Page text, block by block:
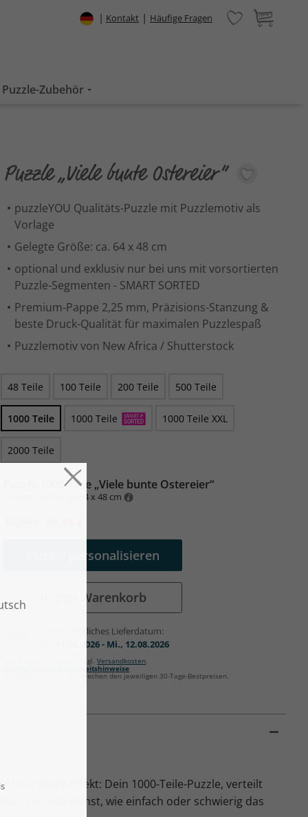
| Kontakt | Häufige Fragen
Puzzle-Zubehör
Puzzle „Viele bunte Ostereier“
puzzleYOU Qualitäts-Puzzle mit Puzzlemotiv als
Vorlage
Gelegte Größe: ca. 64 x 48 cm
optional und exklusiv nur bei uns mit vorsortierten
Puzzle-Segmenten - SMART SORTED
Premium-Pappe 2,25 mm, Präzisions-Stanzung &
beste Druck-Qualität für maximalen Puzzlespaß
Puzzlemotiv von New Africa / Shutterstock
Voraussichtliches Lieferdatum:
Di., 11.08.2026 - Mi., 12.08.2026
48 Teile 100 Teile 200 Teile 500 Teile
1000 Teile 1000 Teile 1000 Teile XXL
2000 Teile
Puzzle 1000 Teile „Viele bunte Ostereier“
Gelegte Größe: ca. 64 x 48 cm
Puzzle personalisieren
In den Warenkorb
Alle Preise inkl. MwSt., zzgl.Versandkosten.
Hersteller- und Sicherheitshinweise
Rabattierte Preise entsprechen den jeweiligen 30-Tage-Bestpreisen.
mit WOW-Effekt: Dein 1000-Teile-Puzzle, verteilt
Du bestimmst, wie einfach oder schwierig das